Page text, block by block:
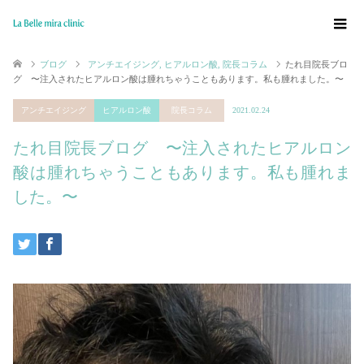
ブログ アンチエイジング ヒアルロン酸 院長コラム
たれ目院長ブロ
グ 〜注入されたヒアルロン酸は腫れちゃうこともあります。私も腫れました。〜
アンチエイジング ヒアルロン酸 院長コラム 2021.02.24
たれ目院長ブログ 〜注入されたヒアルロン
酸は腫れちゃうこともあります。私も腫れま
した。〜